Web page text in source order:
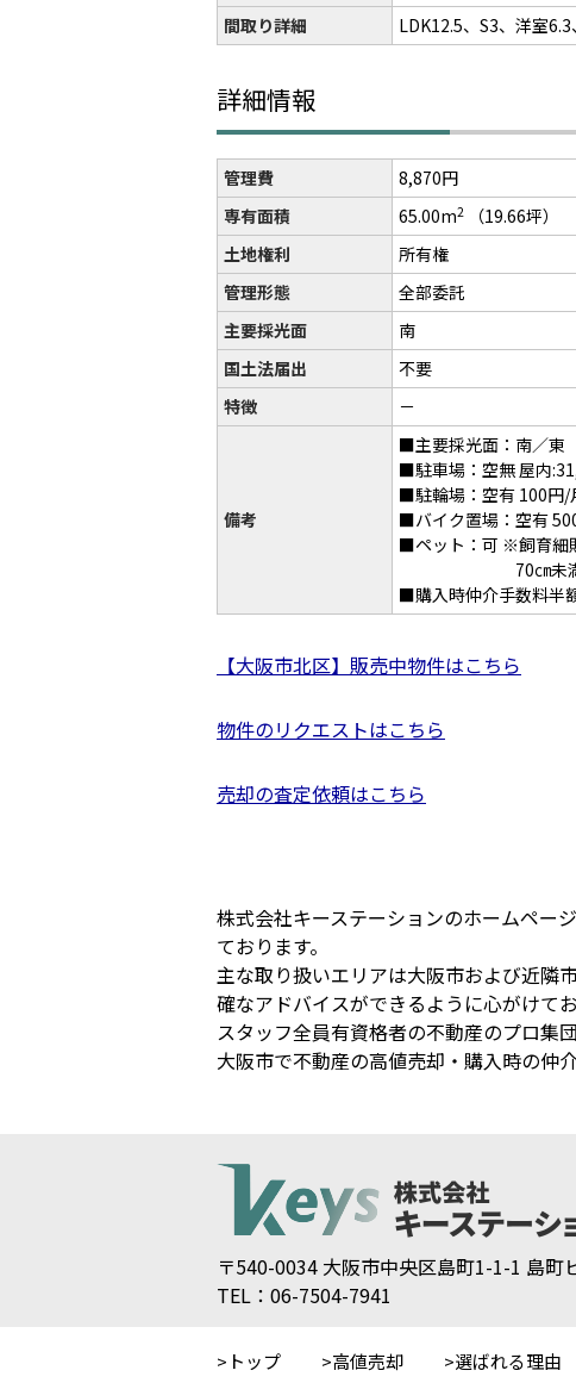
間取り詳細
LDK12.5、S3、洋室
詳細情報
管理費 8,870円
専有面積
65.00m2 （19.66坪）
土地権利 所有権
管理形態
全部委託
主要採光面
南
国土法届出
不要
特徴
－
備考
■主要採光面：南／東
■駐車場：空無 屋内
■駐輪場：空有 100円
■バイク置場：空有
■ペット：可 ※飼育細
70㎝未満で、1
■購入時仲介手数料半
【大阪市北区】販売中物件はこちら
物件のリクエストはこちら
売却の査定依頼はこちら
株式会社キーステーションのホームペー
ております。
主な取り扱いエリアは大阪市および近隣
確なアドバイスができるように心がけてお
スタッフ全員有資格者の不動産のプロ集
大阪市で不動産の高値売却・購入時の仲
〒540-0034 大阪市中央区島町1-1-1 島町
TEL：06-7504-7941
トップ 高値売却 選ばれる理由